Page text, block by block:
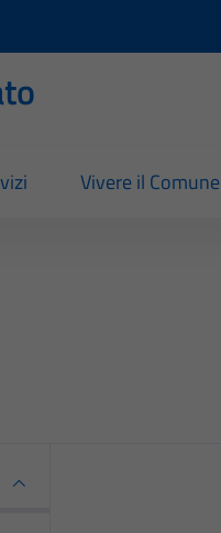
Vivere il Comune